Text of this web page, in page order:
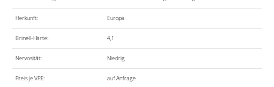
Herkunft: Europa
Brinell-Härte: 4,1
Nervosität: Niedrig
Preis je VPE: auf Anfrage